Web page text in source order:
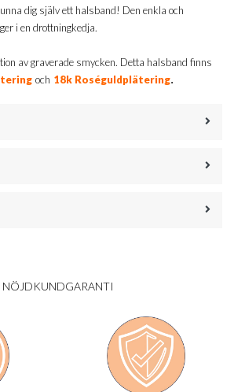
dig själv ett halsband! Den enkla och
i en drottningkedja.
av graverade smycken. Detta halsband finns
och 18k Roséguldplätering.
NÖJDKUNDGARANTI